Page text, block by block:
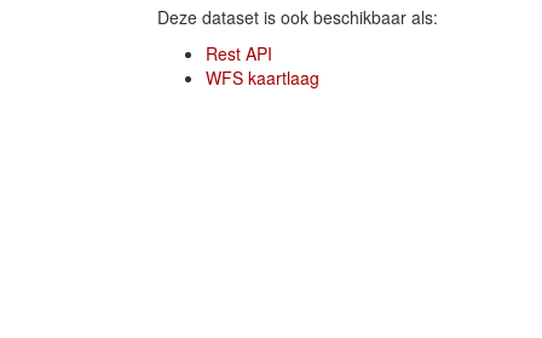
Deze dataset is ook beschikbaar als:
Rest API
WFS kaartlaag